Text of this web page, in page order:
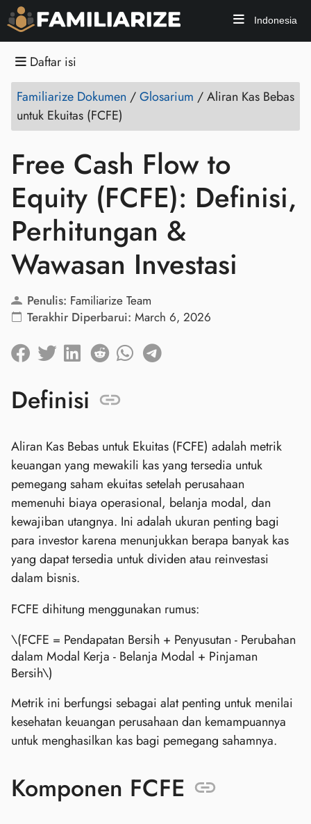
Indonesia
Daftar isi
Familiarize Dokumen /Glosarium /Aliran Kas Bebas
untuk Ekuitas (FCFE)
Free Cash Flow to
Equity (FCFE): Definisi,
Perhitungan &
Wawasan Investasi
Penulis: Familiarize Team
Terakhir Diperbarui: March 6, 2026
Definisi
Aliran Kas Bebas untuk Ekuitas (FCFE) adalah metrik
keuangan yang mewakili kas yang tersedia untuk
pemegang saham ekuitas setelah perusahaan
memenuhi biaya operasional, belanja modal, dan
kewajiban utangnya. Ini adalah ukuran penting bagi
para investor karena menunjukkan berapa banyak kas
yang dapat tersedia untuk dividen atau reinvestasi
dalam bisnis.
FCFE dihitung menggunakan rumus:
\(FCFE = Pendapatan Bersih + Penyusutan - Perubahan
dalam Modal Kerja - Belanja Modal + Pinjaman
Bersih\)
Metrik ini berfungsi sebagai alat penting untuk menilai
kesehatan keuangan perusahaan dan kemampuannya
untuk menghasilkan kas bagi pemegang sahamnya.
Komponen FCFE